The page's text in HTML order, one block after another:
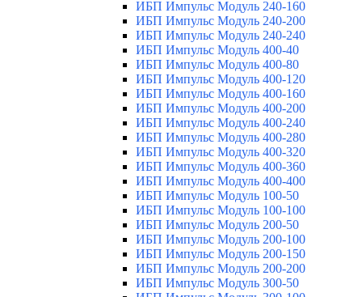
ИБП Импульс Модуль 240-160
ИБП Импульс Модуль 240-200
ИБП Импульс Модуль 240-240
ИБП Импульс Модуль 400-40
ИБП Импульс Модуль 400-80
ИБП Импульс Модуль 400-120
ИБП Импульс Модуль 400-160
ИБП Импульс Модуль 400-200
ИБП Импульс Модуль 400-240
ИБП Импульс Модуль 400-280
ИБП Импульс Модуль 400-320
ИБП Импульс Модуль 400-360
ИБП Импульс Модуль 400-400
ИБП Импульс Модуль 100-50
ИБП Импульс Модуль 100-100
ИБП Импульс Модуль 200-50
ИБП Импульс Модуль 200-100
ИБП Импульс Модуль 200-150
ИБП Импульс Модуль 200-200
ИБП Импульс Модуль 300-50